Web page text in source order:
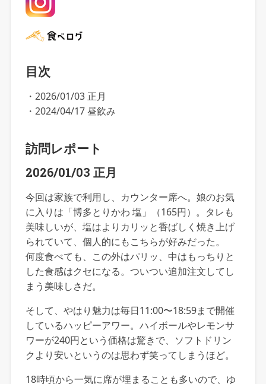
目次
・2026/01/03 正月
・2024/04/17 昼飲み
訪問レポート
2026/01/03 正月
今回は家族で利用し、カウンター席へ。娘のお気
に入りは「博多とりかわ 塩」（165円）。タレも
美味しいが、塩はよりカリッと香ばしく焼き上げ
られていて、個人的にもこちらが好みだった。
何度食べても、この外はパリッ、中はもっちりと
した食感はクセになる。ついつい追加注文してし
まう美味しさだ。
そして、やはり魅力は毎日11:00〜18:59まで開催
しているハッピーアワー。ハイボールやレモンサ
ワーが240円という価格は驚きで、ソフトドリン
クより安いというのは思わず笑ってしまうほど。
18時頃から一気に席が埋まることも多いので、ゆ